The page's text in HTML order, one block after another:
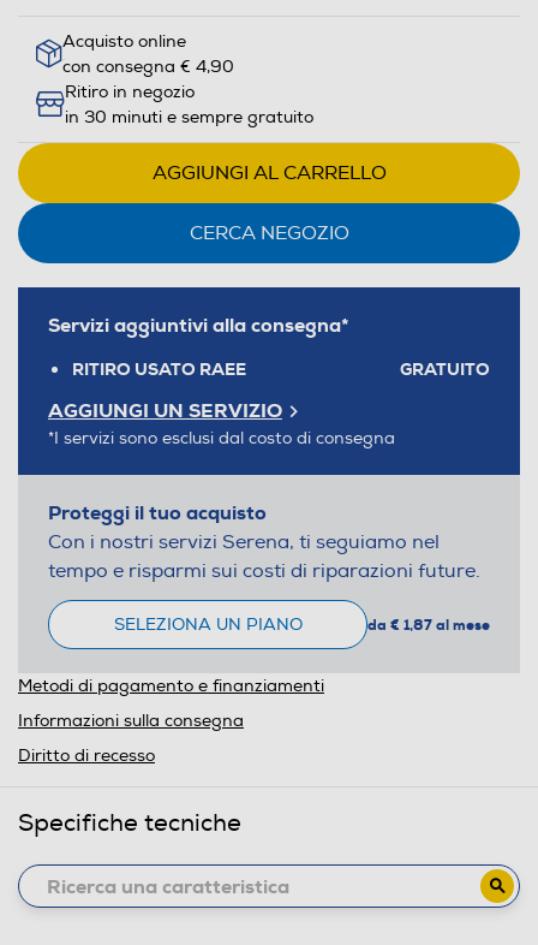
Acquisto online
con consegna € 4,90
Ritiro in negozio
in 30 minuti e sempre gratuito
AGGIUNGI AL CARRELLO
CERCA NEGOZIO
Servizi aggiuntivi alla consegna*
RITIRO USATO RAEE GRATUITO
AGGIUNGI UN SERVIZIO
*I servizi sono esclusi dal costo di consegna
Proteggi il tuo acquisto
Con i nostri servizi Serena, ti seguiamo nel
tempo e risparmi sui costi di riparazioni future.
SELEZIONA UN PIANO da € 1,87 al mese
Metodi di pagamento e finanziamenti
Informazioni sulla consegna
Diritto di recesso
Specifiche tecniche